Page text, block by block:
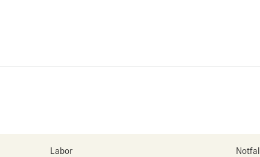
Labor